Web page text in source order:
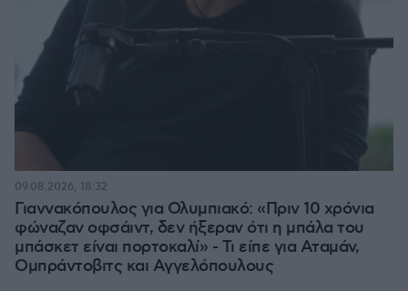
Γιαννακόπουλος για Ολυμπιακό: «Πριν 10 χρόνια
φώναζαν οφσάιντ, δεν ήξεραν ότι η μπάλα του
μπάσκετ είναι πορτοκαλί» - Τι είπε για Αταμάν,
Ομπράντοβιτς και Αγγελόπουλους
09.08.2026, 18:32